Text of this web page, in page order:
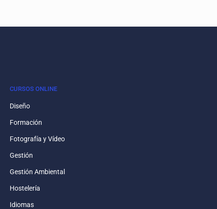
CURSOS ONLINE
Diseño
Formación
Fotografía y Vídeo
Gestión
Gestión Ambiental
Hostelería
Idiomas